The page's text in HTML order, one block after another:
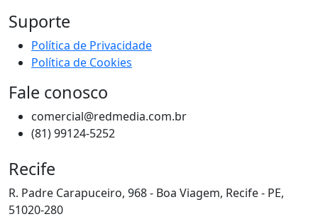
Suporte
Política de Privacidade
Política de Cookies
Fale conosco
comercial@redmedia.com.br
(81) 99124-5252
Recife
R. Padre Carapuceiro, 968 - Boa Viagem, Recife - PE,
51020-280